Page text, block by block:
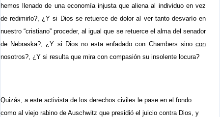
hemos llenado de una economía injusta que aliena al individuo en vez
de redimirlo?, ¿Y si Dios se retuerce de dolor al ver tanto desvarío en
nuestro“cristiano” proceder, al igual que se retuerce el alma del senador
de Nebraska?, ¿Y si Dios no esta enfadado con Chambers sino con
nosotros?, ¿Y si resulta que mira con compasión su insolente locura?
Quizás, a este activista de los derechos civiles le pase en el fondo
como al viejo rabino de Auschwitz que presidió el juicio contra Dios, y